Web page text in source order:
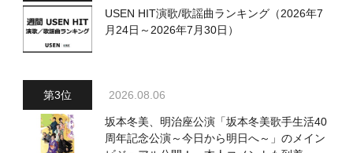
USEN HIT演歌/歌謡曲ランキング（2026年7
月24日～2026年7月30日）
2026.08.06
坂本冬美、明治座公演「坂本冬美歌手生活40
周年記念公演～今日から明日へ～」のメイン